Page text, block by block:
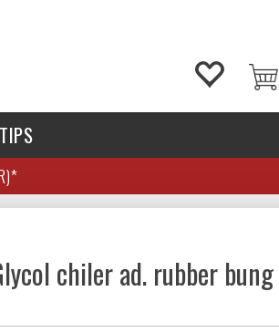
chiler ad. rubber bung